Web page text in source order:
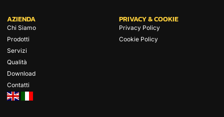
AZIENDA
Chi Siamo
Prodotti
Servizi
Qualità
Download
Contatti
PRIVACY & COOKIE
Privacy Policy
Cookie Policy